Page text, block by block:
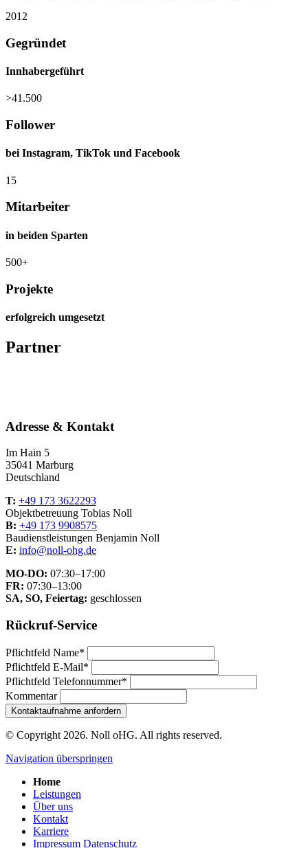
2012
Gegründet
Innhabergeführt
>41.500
Follower
bei Instagram, TikTok und Facebook
15
Mitarbeiter
in beiden Sparten
500+
Projekte
erfolgreich umgesetzt
Partner
Adresse & Kontakt
Im Hain 5
35041 Marburg
Deutschland
T: +49 173 3622293
Objektbetreuung Tobias Noll
B: +49 173 9908575
Baudienstleistungen Benjamin Noll
E: info@noll-ohg.de
MO-DO: 07:30–17:00
FR: 07:30–13:00
SA, SO, Feiertag: geschlossen
Rückruf-Service
Pflichtfeld Name*
Pflichtfeld E-Mail*
Pflichtfeld Telefonnummer*
Kommentar
Kontaktaufnahme anfordern
© Copyright 2026. Noll oHG. All rights reserved.
Navigation überspringen
Home
Leistungen
Über uns
Kontakt
Karriere
Impressum Datenschutz